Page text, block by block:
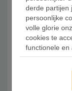
derde partijen
persoonlijke
volle glorie
cookies te
functionele en